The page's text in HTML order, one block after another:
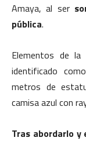
Amaya, al ser
pública.
Elementos de la
identificado
metros de
camisa azul con
Tras abordarlo